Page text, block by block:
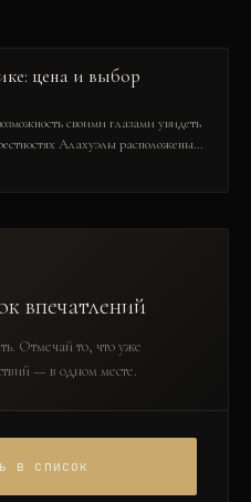
цена и выбор
своими глазами увидеть
Алахуэлы расположены
с дегустацией. Цены
впечатлений
Отмечай то, что уже
— в одном месте.
в список